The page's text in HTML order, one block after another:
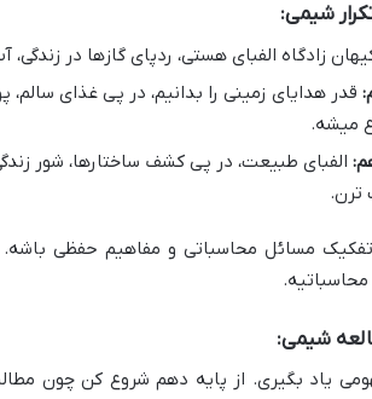
شیمی:
زادگاه الفبای هستی، ردپای گازها در
قدر هدایای زمینی را بدانیم، در پی غذای
میشه.
الفبای طبیعت، در پی کشف ساختارها، شور
ترن.
مسائل محاسباتی و مفاهیم حفظی
محاسباتیه.
شیمی:
یاد بگیری. از پایه دهم شروع کن چون